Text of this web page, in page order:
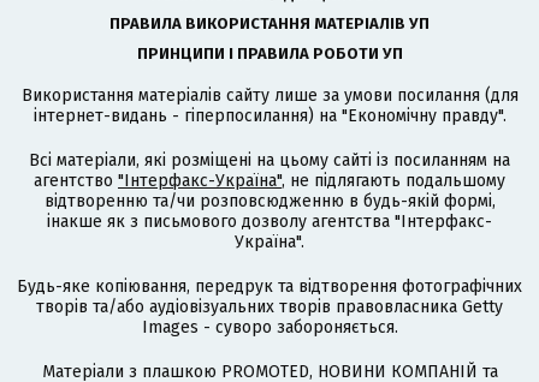
ПРАВИЛА ВИКОРИСТАННЯ МАТЕРІАЛІВ УП
ПРИНЦИПИ І ПРАВИЛА РОБОТИ УП
Використання матеріалів сайту лише за умови посилання (для
інтернет-видань - гіперпосилання) на "Економічну правду".
Всі матеріали, які розміщені на цьому сайті із посиланням на
агентство "Інтерфакс-Україна", не підлягають подальшому
відтворенню та/чи розповсюдженню в будь-якій формі,
інакше як з письмового дозволу агентства "Інтерфакс-
Україна".
Будь-яке копіювання, передрук та відтворення фотографічних
творів та/або аудіовізуальних творів правовласника Getty
Images - суворо забороняється.
Матеріали з плашкою PROMOTED, НОВИНИ КОМПАНІЙ та